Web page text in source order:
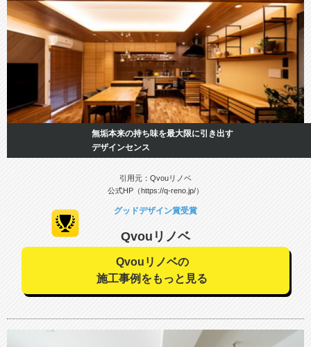
無垢本来の持ち味を最大限に引き出す
デザインセンス
引用元：Qvouリノベ
公式HP（https://q-reno.jp/）
グッドデザイン賞受賞
Qvouリノベ
Qvouリノベの
施工事例をもっと見る